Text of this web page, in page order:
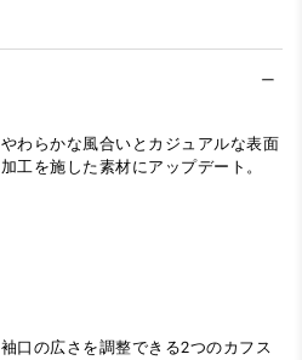
やわらかな風合いとカジュアルな表面
加工を施した素材にアップデート。
袖口の広さを調整できる2つのカフス